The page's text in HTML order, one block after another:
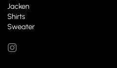
Jacken
Shirts
Sweater